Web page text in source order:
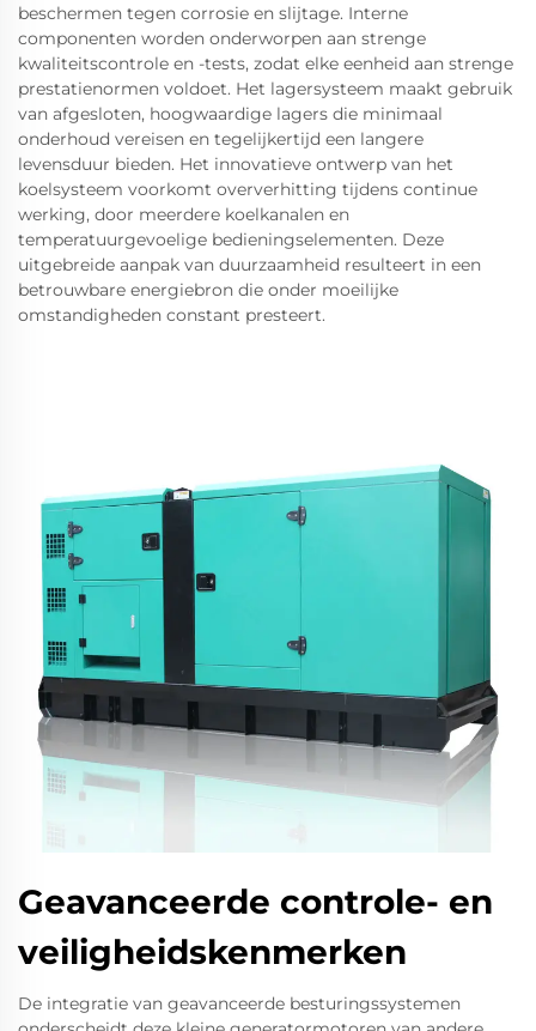
beschermen tegen corrosie en slijtage. Interne
componenten worden onderworpen aan strenge
kwaliteitscontrole en -tests, zodat elke eenheid aan strenge
prestatienormen voldoet. Het lagersysteem maakt gebruik
van afgesloten, hoogwaardige lagers die minimaal
onderhoud vereisen en tegelijkertijd een langere
levensduur bieden. Het innovatieve ontwerp van het
koelsysteem voorkomt oververhitting tijdens continue
werking, door meerdere koelkanalen en
temperatuurgevoelige bedieningselementen. Deze
uitgebreide aanpak van duurzaamheid resulteert in een
betrouwbare energiebron die onder moeilijke
omstandigheden constant presteert.
Geavanceerde controle- en
veiligheidskenmerken
De integratie van geavanceerde besturingssystemen